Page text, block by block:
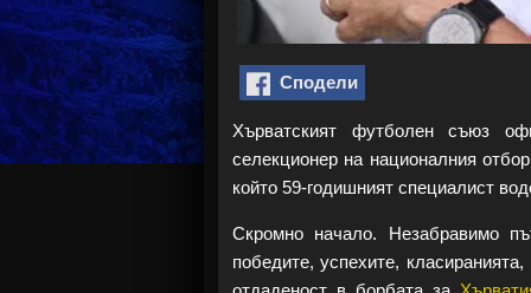
Сподели
Хърватският футболен съюз
селекционер на националния
който 59-годишният специалист
Скромно начало. Незабравимо
победите, успехите,